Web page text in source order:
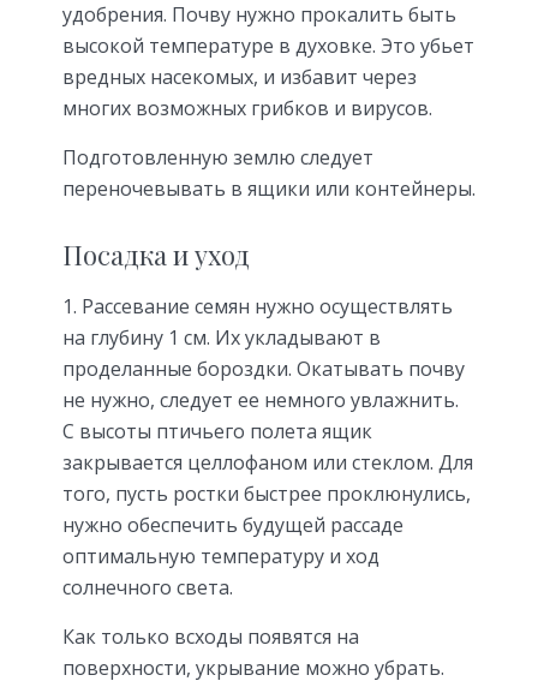
удобрения. Почву нужно прокалить быть
высокой температуре в духовке. Это убьет
вредных насекомых, и избавит через
многих возможных грибков и вирусов.
Подготовленную землю следует
переночевывать в ящики или контейнеры.
Посадка и уход
Рассевание семян нужно осуществлять
на глубину 1 см. Их укладывают в
проделанные бороздки. Окатывать почву
не нужно, следует ее немного увлажнить.
С высоты птичьего полета ящик
закрывается целлофаном или стеклом. Для
того, пусть ростки быстрее проклюнулись,
нужно обеспечить будущей рассаде
оптимальную температуру и ход
солнечного света.
Как только всходы появятся на
поверхности, укрывание можно убрать.